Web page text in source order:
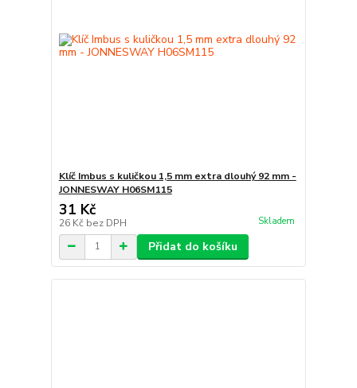
Klíč Imbus s kuličkou 1,5 mm extra dlouhý 92 mm -
JONNESWAY H06SM115
31 Kč
26 Kč bez DPH Skladem
Přidat do košíku